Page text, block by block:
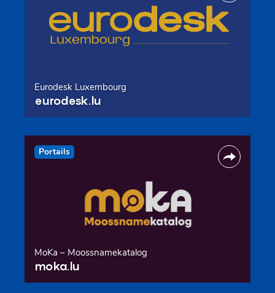
Eurodesk Luxembourg
eurodesk.lu
Portails
MoKa – Moossnamekatalog
moka.lu